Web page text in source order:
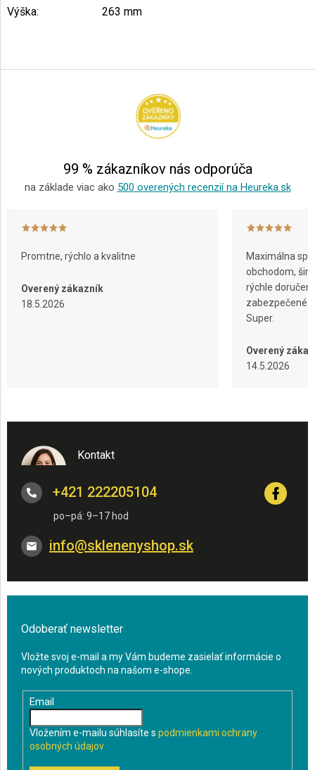
Výška: 263 mm
á
99 % zákazníkov nás odporúča
na základe viac ako 500 overených recenzií na Heureka.sk
Promtne, rýchlo a kvalitne
Overený zákazník
18.5.2026
Maximálna
obchodom,
rýchle
zabezpečené
Super.
Overený
14.5.2026
Kontakt
info@sklenenyshop.sk
+421 222205104
Odoberať newsletter
Vložte svoj e-mail a my Vám budeme zasielať informácie o
nových produktoch na našom e-shope.
Email
Vložením e-mailu súhlasíte s podmienkami ochrany
osobných údajov